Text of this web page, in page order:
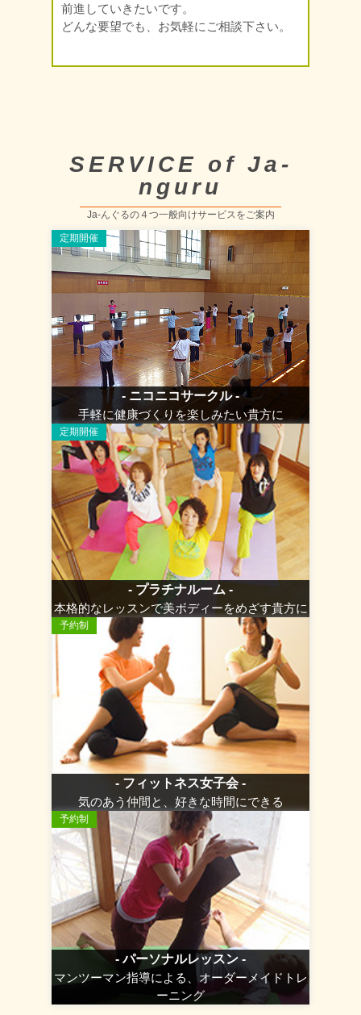
前進していきたいです。
どんな要望でも、お気軽にご相談下さい。
SERVICE of Ja-
nguru
Ja-んぐるの４つ一般向けサービスをご案内
定期開催
- ニコニコサークル -
手軽に健康づくりを楽しみたい貴方に
定期開催
- プラチナルーム -
本格的なレッスンで美ボディーをめざす貴方に
予約制
- フィットネス女子会 -
気のあう仲間と、好きな時間にできる
予約制
- パーソナルレッスン -
マンツーマン指導による、オーダーメイドトレ
ーニング